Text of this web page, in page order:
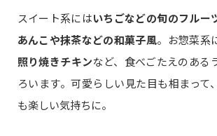
スイート系にはいちごなどの旬のフルー
あんこや抹茶などの和菓子風。お惣菜系
照り焼きチキンなど、食べごたえのある
ろいます。可愛らしい見た目も相まって
も楽しい気持ちに。